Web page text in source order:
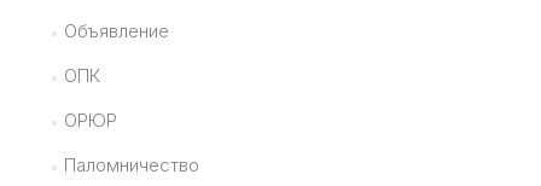
Объявление
ОПК
ОРЮР
Паломничество